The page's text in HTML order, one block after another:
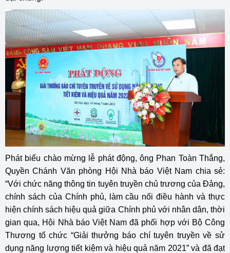
Phát biểu chào mừng lễ phát động, ông Phan Toàn Thắng,
Quyền Chánh Văn phòng Hội Nhà báo Việt Nam chia sẻ:
“Với chức năng thông tin tuyên truyền chủ trương của Đảng,
chính sách của Chính phủ, làm cầu nối điều hành và thực
hiện chính sách hiệu quả giữa Chính phủ với nhân dân, thời
gian qua, Hội Nhà báo Việt Nam đã phối hợp với Bộ Công
Thương tổ chức “Giải thưởng báo chí tuyên truyền về sử
dụng năng lượng tiết kiệm và hiệu quả năm 2021” và đã đạt